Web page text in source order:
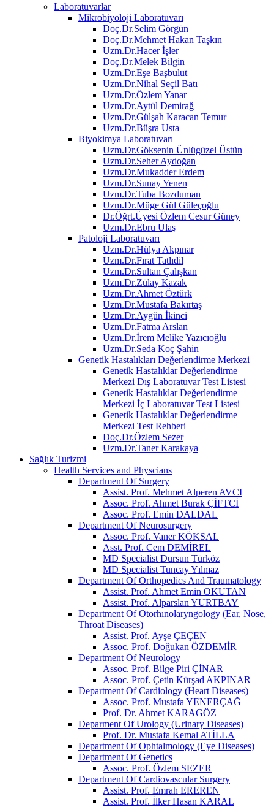
Laboratuvarlar
Mikrobiyoloji Laboratuvarı
Doç.Dr.Selim Görgün
Doç.Dr.Mehmet Hakan Taşkın
Uzm.Dr.Hacer İşler
Doç.Dr.Melek Bilgin
Uzm.Dr.Eşe Başbulut
Uzm.Dr.Nihal Seçil Batı
Uzm.Dr.Özlem Yanar
Uzm.Dr.Aytül Demirağ
Uzm.Dr.Gülşah Karacan Temur
Uzm.Dr.Büşra Usta
Biyokimya Laboratuvarı
Uzm.Dr.Göksenin Ünlügüzel Üstün
Uzm.Dr.Seher Aydoğan
Uzm.Dr.Mukadder Erdem
Uzm.Dr.Sunay Yenen
Uzm.Dr.Tuba Bozduman
Uzm.Dr.Müge Gül Güleçoğlu
Dr.Öğrt.Üyesi Özlem Cesur Güney
Uzm.Dr.Ebru Ulaş
Patoloji Laboratuvarı
Uzm.Dr.Hülya Akpınar
Uzm.Dr.Fırat Tatlıdil
Uzm.Dr.Sultan Çalışkan
Uzm.Dr.Zülay Kazak
Uzm.Dr.Ahmet Öztürk
Uzm.Dr.Mustafa Bakırtaş
Uzm.Dr.Aygün İkinci
Uzm.Dr.Fatma Arslan
Uzm.Dr.İrem Melike Yazıcıoğlu
Uzm.Dr.Seda Koç Şahin
Genetik Hastalıkları Değerlendirme Merkezi
Genetik Hastalıklar Değerlendirme
Merkezi Dış Laboratuvar Test Listesi
Genetik Hastalıklar Değerlendirme
Merkezi İç Laboratuvar Test Listesi
Genetik Hastalıklar Değerlendirme
Merkezi Test Rehberi
Doç.Dr.Özlem Sezer
Uzm.Dr.Taner Karakaya
Sağlık Turizmi
Health Services and Physcians
Department Of Surgery
Assist. Prof. Mehmet Alperen AVCI
Assoc. Prof. Ahmet Burak ÇİFTCİ
Assoc. Prof. Emin DALDAL
Department Of Neurosurgery
Assoc. Prof. Vaner KÖKSAL
Asst. Prof. Cem DEMİREL
MD Specialist Dursun Türköz
MD Specialist Tuncay Yılmaz
Department Of Orthopedics And Traumatology
Assist. Prof. Ahmet Emin OKUTAN
Assist. Prof. Alparslan YURTBAY
Department Of Otorhınolaryngology (Ear, Nose,
Throat Diseases)
Assist. Prof. Ayşe ÇEÇEN
Assoc. Prof. Doğukan ÖZDEMİR
Department Of Neurology
Assoc. Prof. Bilge Piri ÇİNAR
Assoc. Prof. Çetin Kürşad AKPINAR
Department Of Cardiology (Heart Diseases)
Assoc. Prof. Mustafa YENERÇAĞ
Prof. Dr. Ahmet KARAGÖZ
Deparment Of Urology (Urinary Diseases)
Prof. Dr. Mustafa Kemal ATİLLA
Department Of Ophtalmology (Eye Diseases)
Department Of Genetics
Assoc. Prof. Özlem SEZER
Department Of Cardiovascular Surgery
Assist. Prof. Emrah EREREN
Assist. Prof. İlker Hasan KARAL